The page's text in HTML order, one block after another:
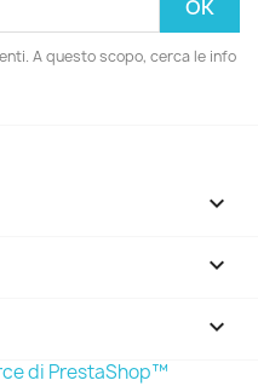
A questo scopo, cerca le info


keyboard_arrow_down
di PrestaShop™